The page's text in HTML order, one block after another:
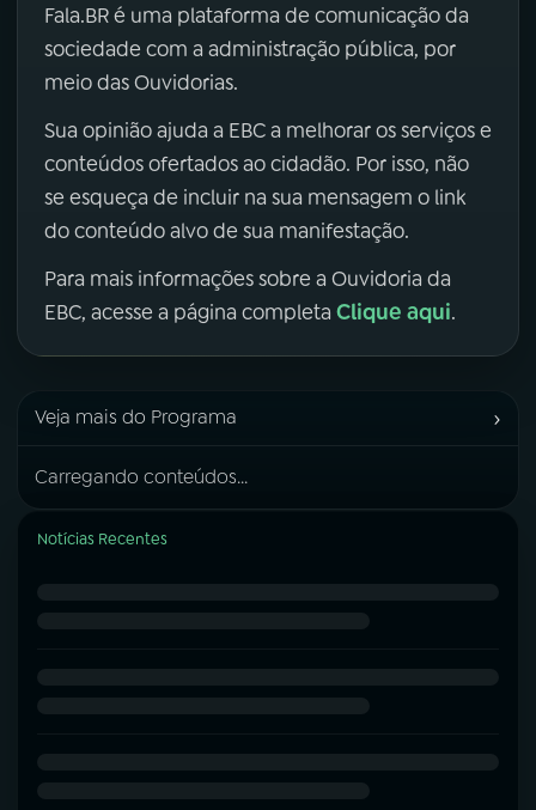
Fala.BR é uma plataforma de comunicação da
sociedade com a administração pública, por
meio das Ouvidorias.
Sua opinião ajuda a EBC a melhorar os serviços e
conteúdos ofertados ao cidadão. Por isso, não
se esqueça de incluir na sua mensagem o link
do conteúdo alvo de sua manifestação.
Para mais informações sobre a Ouvidoria da
EBC, acesse a página completa Clique aqui.
Veja mais do Programa ›
Carregando conteúdos...
Notícias Recentes